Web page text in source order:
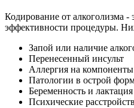
Кодирование от алкоголизма
эффективности процедуры.
Запой или наличие
Перенесенный инсульт
Аллергия на компоненты
Патологии в острой
Беременность и лактация
Психические